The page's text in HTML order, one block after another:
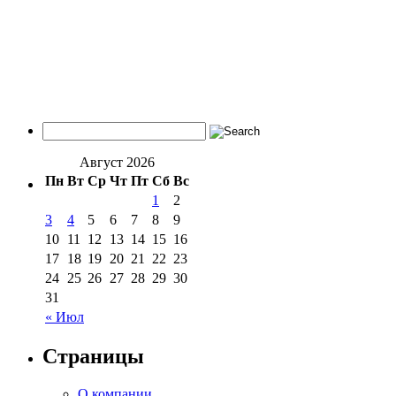
Август 2026
Пн Вт Ср Чт Пт Сб Вс
« Июл
1
2
3
4 5 6 7 8
9
10 11 12 13 14 15 16
17 18 19 20 21 22 23
24 25 26 27 28 29 30
31
Страницы